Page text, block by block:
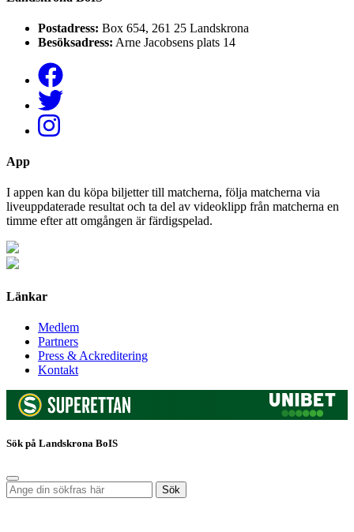
Postadress: Box 654, 261 25 Landskrona
Besöksadress: Arne Jacobsens plats 14
App
I appen kan du köpa biljetter till matcherna, följa matcherna via
liveuppdaterade resultat och ta del av videoklipp från matcherna en
timme efter att omgången är färdigspelad.
Länkar
Medlem
Partners
Press & Ackreditering
Kontakt
Sök på Landskrona BoIS
Sök